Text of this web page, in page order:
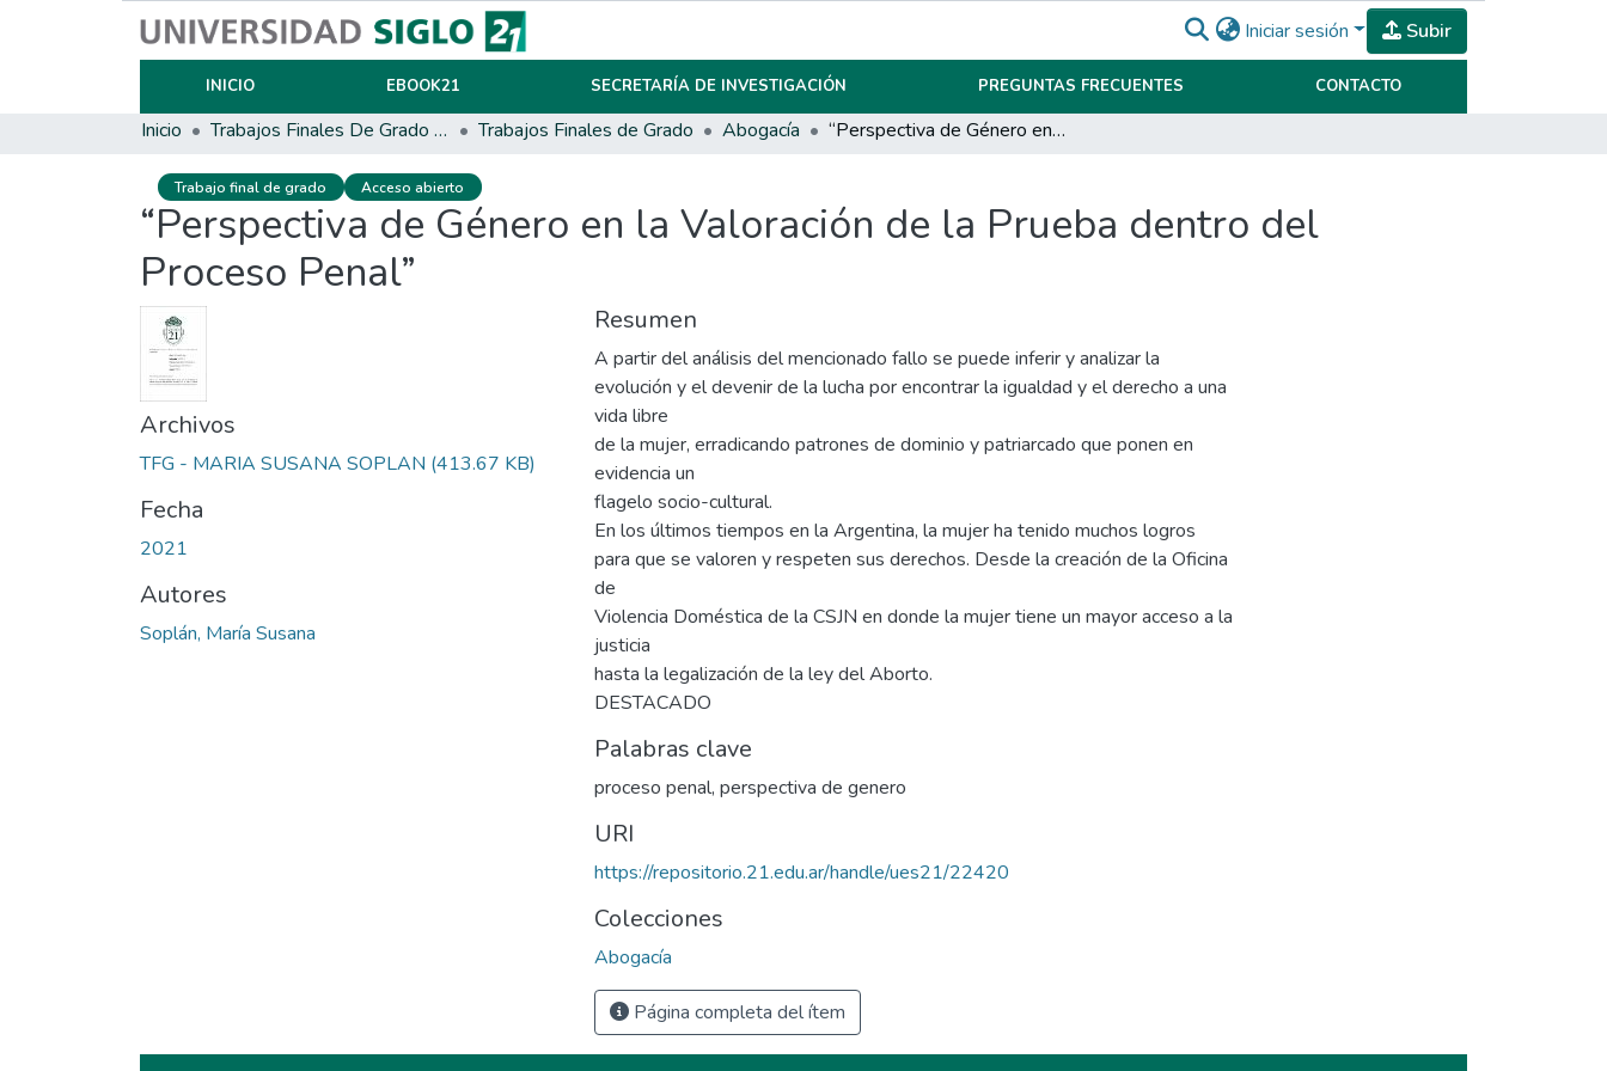
Iniciar sesión Subir
INICIO EBOOK21 SECRETARÍA DE INVESTIGACIÓN PREGUNTAS FRECUENTES CONTACTO
Inicio Trabajos Finales De Grado Y Posgrado Trabajos Finales de Grado Abogacía “Perspectiva de Género en la Valoración de la Prueba dentro del Proceso Penal”
Trabajo final de grado Acceso abierto
“Perspectiva de Género en la Valoración de la Prueba dentro del
Proceso Penal”
Archivos
TFG - MARIA SUSANA SOPLAN (413.67 KB)
Fecha
2021
Autores
Soplán, María Susana
Resumen
A partir del análisis del mencionado fallo se puede inferir y analizar la
evolución y el devenir de la lucha por encontrar la igualdad y el derecho a una
vida libre
de la mujer, erradicando patrones de dominio y patriarcado que ponen en
evidencia un
flagelo socio-cultural.
En los últimos tiempos en la Argentina, la mujer ha tenido muchos logros
para que se valoren y respeten sus derechos. Desde la creación de la Oficina
de
Violencia Doméstica de la CSJN en donde la mujer tiene un mayor acceso a la
justicia
hasta la legalización de la ley del Aborto.
DESTACADO
Palabras clave
proceso penal, perspectiva de genero
URI
https://repositorio.21.edu.ar/handle/ues21/22420
Colecciones
Abogacía
Página completa del ítem